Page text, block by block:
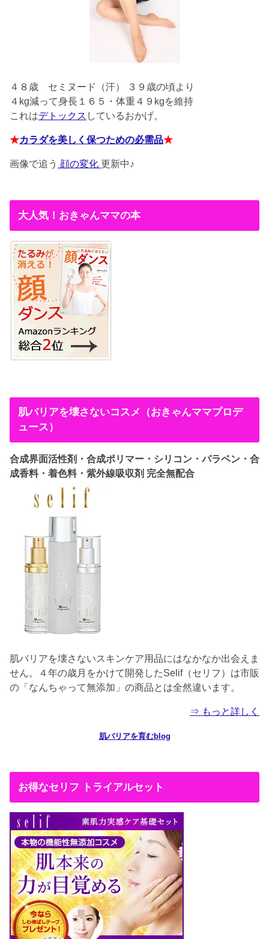
４８歳 セミヌード（汗） ３９歳の頃より
４kg減って身長１６５・体重４９kgを維持
これはデトックス しているおかげ。
★カラダを美しく保つための必需品★
画像で追う 顔の変化 更新中♪
大人気！おきゃんママの本
肌バリアを壊さないコスメ（おきゃんママプロデ
ュース）
合成界面活性剤・合成ポリマー・シリコン・パラベン・合
成香料・着色料・紫外線吸収剤 完全無配合
肌バリアを壊さないスキンケア用品にはなかなか出会えま
せん。４年の歳月をかけて開発したSelif（セリフ）は市販
の「なんちゃって無添加」の商品とは全然違います。
⇒ もっと詳しく
肌バリアを育むblog
お得なセリフ トライアルセット